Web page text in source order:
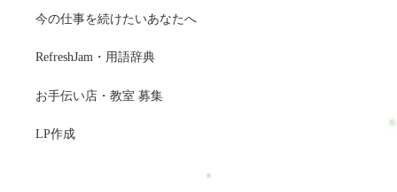
今の仕事を続けたいあなたへ
RefreshJam・用語辞典
お手伝い店・教室 募集
LP作成